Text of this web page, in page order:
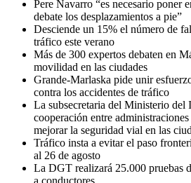
Pere Navarro “es necesario poner
debate los desplazamientos a pie”
Desciende un 15% el número de
tráfico este verano
Más de 300 expertos debaten en
movilidad en las ciudades
Grande-Marlaska pide unir
contra los accidentes de tráfico
La subsecretaria del Ministerio del
cooperación entre
mejorar la seguridad vial en las
Tráfico insta a evitar el paso
al 26 de agosto
La DGT realizará 25.000 pruebas
a conductores